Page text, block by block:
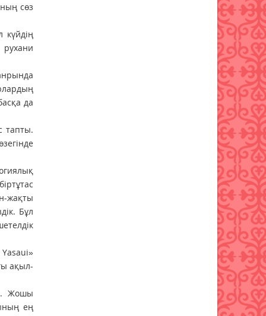
сөз
күйдің
да
тапты.
жақты
Бұл
ақыл-
Жошы
ең